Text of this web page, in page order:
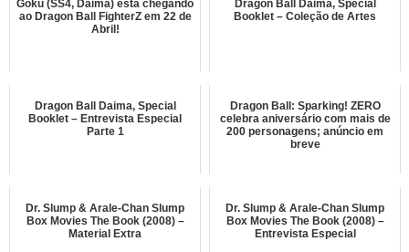
Goku (SS4, Daima) está chegando
ao Dragon Ball FighterZ em 22 de
Abril!
Dragon Ball Daima, Special
Booklet – Coleção de Artes
Dragon Ball Daima, Special
Booklet – Entrevista Especial
Parte 1
Dragon Ball: Sparking! ZERO
celebra aniversário com mais de
200 personagens; anúncio em
breve
Dr. Slump & Arale-Chan Slump
Box Movies The Book (2008) –
Material Extra
Dr. Slump & Arale-Chan Slump
Box Movies The Book (2008) –
Entrevista Especial